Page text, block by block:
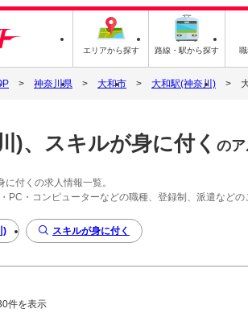
エリアから探す 路線・駅から探す
神奈川県 大和市 大和駅(神奈川)
)、スキルが身に付く の
付くの求人情報一覧。
PC・コンピューターなどの職種、登録制、派遣など
) スキルが身に付く
件を表示